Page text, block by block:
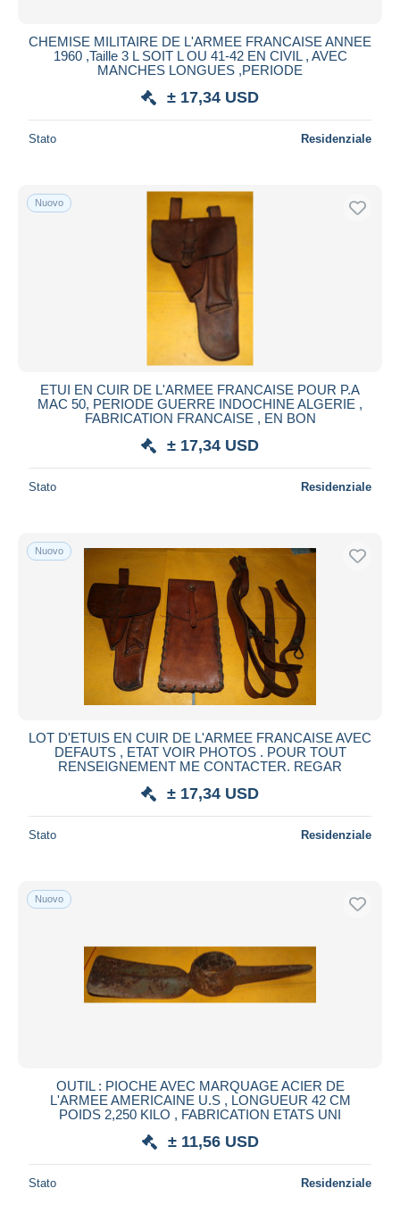
CHEMISE MILITAIRE DE L'ARMEE FRANCAISE ANNEE
1960 ,Taille 3 L SOIT L OU 41-42 EN CIVIL , AVEC
MANCHES LONGUES ,PERIODE
± 17,34 USD
Stato Residenziale
Nuovo
ETUI EN CUIR DE L'ARMEE FRANCAISE POUR P.A
MAC 50, PERIODE GUERRE INDOCHINE ALGERIE ,
FABRICATION FRANCAISE , EN BON
± 17,34 USD
Stato Residenziale
Nuovo
LOT D'ETUIS EN CUIR DE L'ARMEE FRANCAISE AVEC
DEFAUTS , ETAT VOIR PHOTOS . POUR TOUT
RENSEIGNEMENT ME CONTACTER. REGAR
± 17,34 USD
Stato Residenziale
Nuovo
OUTIL : PIOCHE AVEC MARQUAGE ACIER DE
L'ARMEE AMERICAINE U.S , LONGUEUR 42 CM
POIDS 2,250 KILO , FABRICATION ETATS UNI
± 11,56 USD
Stato Residenziale